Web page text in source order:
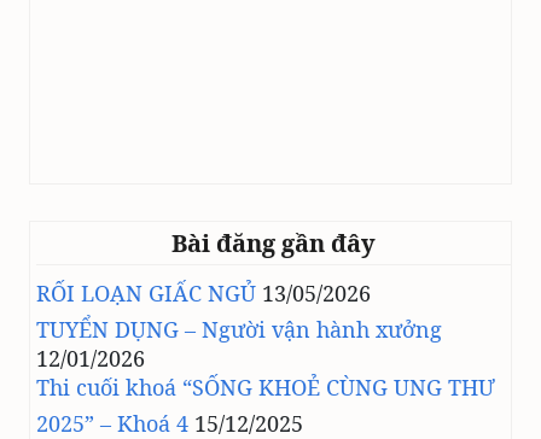
Bài đăng gần đây
RỐI LOẠN GIẤC NGỦ 13/05/2026
TUYỂN DỤNG – Người vận hành xưởng
12/01/2026
Thi cuối khoá “SỐNG KHOẺ CÙNG UNG THƯ
2025” – Khoá 4 15/12/2025